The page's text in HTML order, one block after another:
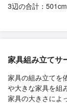
3辺の合計：
家具組み立てサ
家具の組み立てを
や大きな家具を組
家具の大きさによ